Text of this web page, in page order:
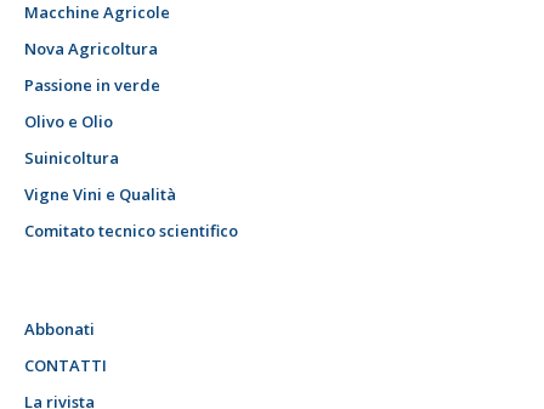
Macchine Agricole
Nova Agricoltura
Passione in verde
Olivo e Olio
Suinicoltura
Vigne Vini e Qualità
Comitato tecnico scientifico
Abbonati
CONTATTI
La rivista